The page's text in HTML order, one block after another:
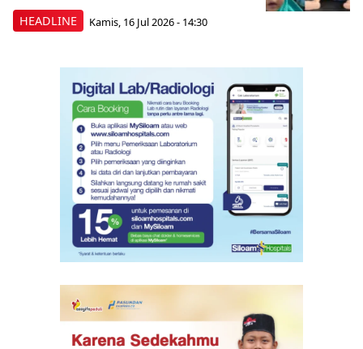
HEADLINE Kamis, 16 Jul 2026 - 14:30